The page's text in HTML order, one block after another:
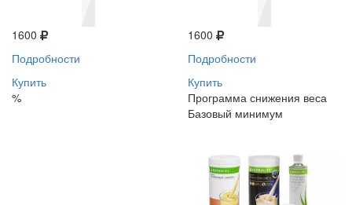
1600
Подробности
Купить
%
1600
Подробности
Купить
Программа снижения веса
Базовый минимум